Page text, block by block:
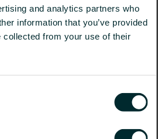
and analytics partners who
information that you’ve provided
collected from your use of their